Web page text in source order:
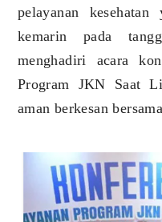
pelayanan
kemarin pada
menghadiri acara
Program JKN Saat
aman berkesan